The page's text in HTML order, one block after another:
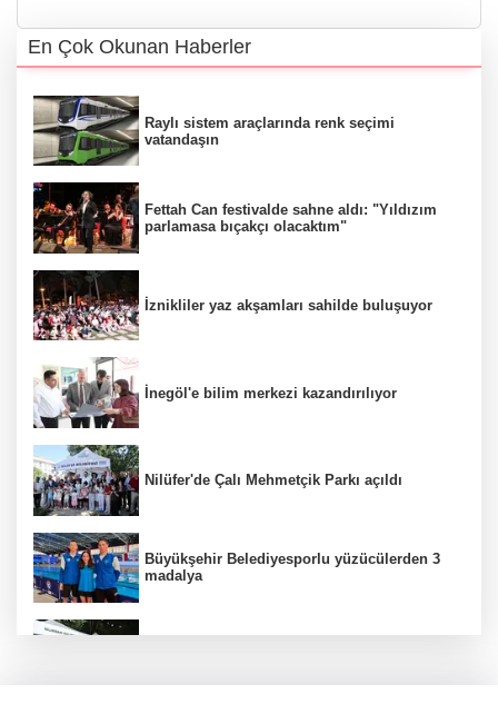
En Çok Okunan Haberler
Raylı sistem araçlarında renk seçimi
vatandaşın
Fettah Can festivalde sahne aldı: "Yıldızım
parlamasa bıçakçı olacaktım"
İznikliler yaz akşamları sahilde buluşuyor
İnegöl'e bilim merkezi kazandırılıyor
Nilüfer'de Çalı Mehmetçik Parkı açıldı
Büyükşehir Belediyesporlu yüzücülerden 3
madalya